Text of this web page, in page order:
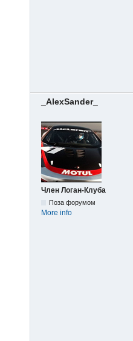
_AlexSander_
Член Логан-Клуба
Поза форумом
More info